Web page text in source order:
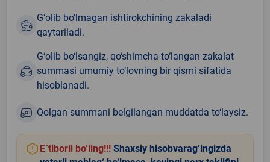
G‘olib bo‘lmagan ishtirokchining zakaladi
qaytariladi.
G‘olib bo‘lsangiz, qo‘shimcha to‘langan zakalat
summasi umumiy to‘lovning bir qismi sifatida
hisoblanadi.
Qolgan summani belgilangan muddatda to‘laysiz.
E`tiborli bo‘ling!!! Shaxsiy hisobvarag‘ingizda